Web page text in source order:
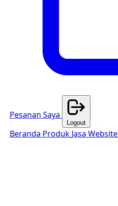
Pesanan Saya
Logout
Beranda Produk Jasa Website